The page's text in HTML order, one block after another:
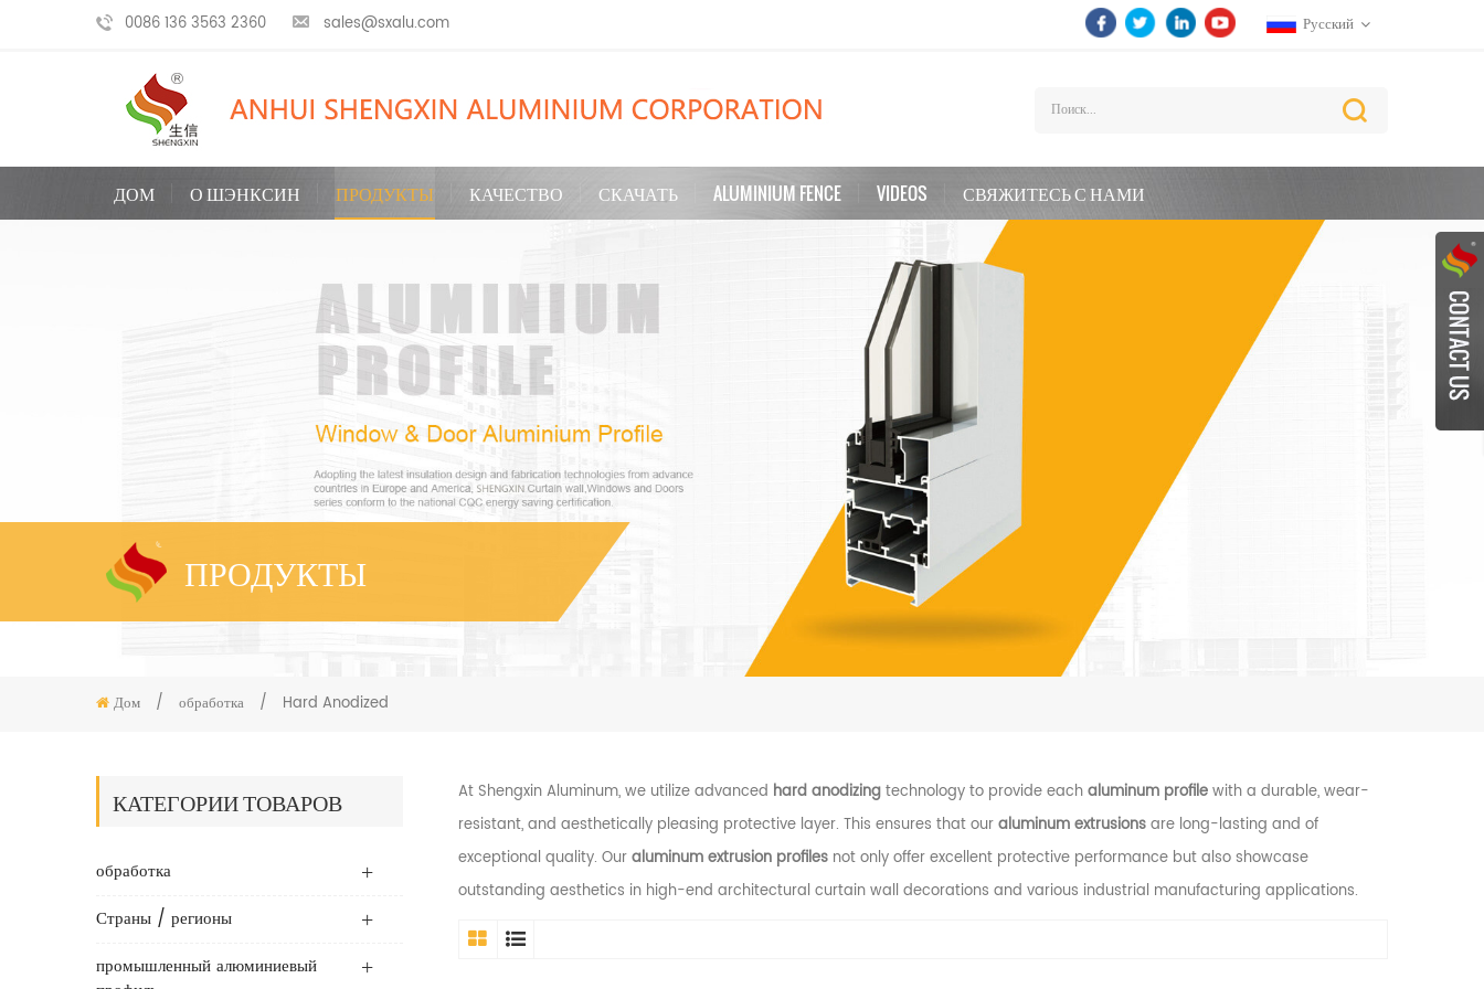
0086 136 3563 2360 sales@sxalu.com Русский
ДОМ О ШЭНКСИН ПРОДУКТЫ КАЧЕСТВО СКАЧАТЬ ALUMINIUM FENCE VIDEOS СВЯЖИТЕСЬ С НАМИ
ПРОДУКТЫ
Дом / обработка / Hard Anodized
КАТЕГОРИИ ТОВАРОВ
обработка
Страны / регионы
промышленный алюминиевый
At Shengxin Aluminum, we utilize advanced hard anodizingtechnology to provide eachaluminum profilewith a durable, wear-
resistant, and aesthetically pleasing protective layer. This ensures that ouraluminum extrusionsare long-lasting and of
exceptional quality. Ouraluminum extrusion profilesnot only offer excellent protective performance but also showcase
outstanding aesthetics in high-end architectural curtain wall decorations and various industrial manufacturing applications.